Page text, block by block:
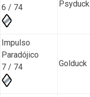
6 / 74
Psyduck
Impulso
Paradójico
7 / 74
Golduck